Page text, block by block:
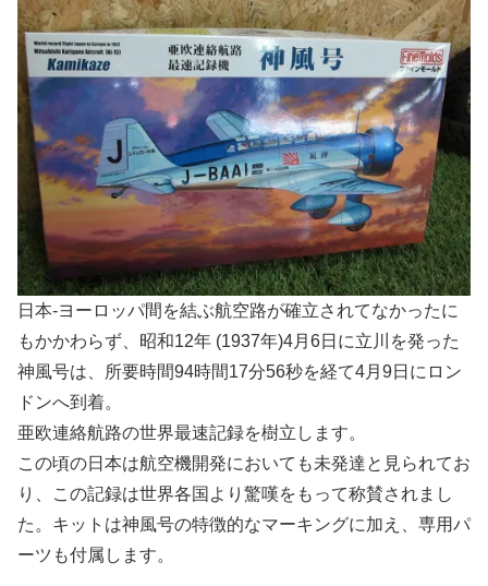
日本-ヨーロッパ間を結ぶ航空路が確立されてなかったに
もかかわらず、昭和12年 (1937年)4月6日に立川を発った
神風号は、所要時間94時間17分56秒を経て4月9日にロン
ドンへ到着。
亜欧連絡航路の世界最速記録を樹立します。
この頃の日本は航空機開発においても未発達と見られてお
り、この記録は世界各国より驚嘆をもって称賛されまし
た。キットは神風号の特徴的なマーキングに加え、専用パ
ーツも付属します。